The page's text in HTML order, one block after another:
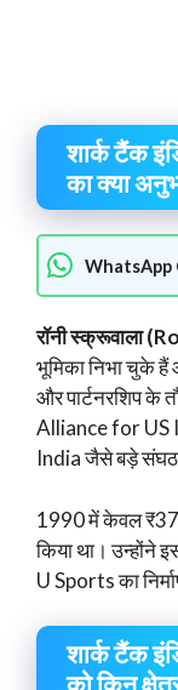
शार्क टैंक
का क्या
WhatsApp
रॉनी स्क्रूवाला
भूमिका निभा चुके हैं
और पार्टनरशिप के
Alliance for US
India जैसे बड़े
1990 में केवल
किया था। उन्होंने
U Sports का
शार्क टैंक
को किन